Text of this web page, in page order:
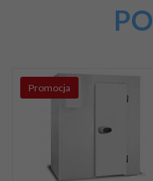
Promocja